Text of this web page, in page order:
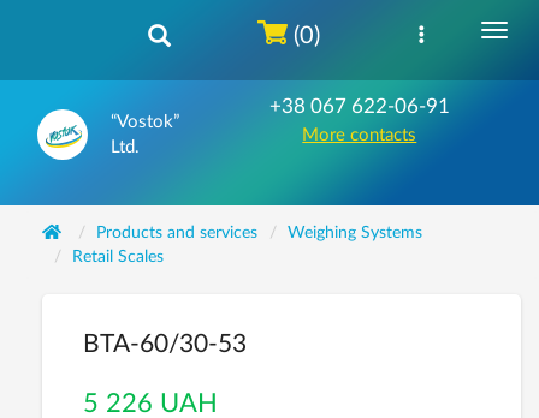
“Vostok”
Ltd.
+38 067 622-06-91
More contacts
(0)
Products and services
Weighing Systems
Retail Scales
ВТА-60/30-53
5 226 UAH